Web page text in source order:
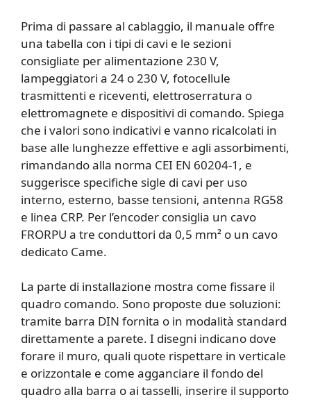
Prima di passare al cablaggio, il manuale offre
una tabella con i tipi di cavi e le sezioni
consigliate per alimentazione 230 V,
lampeggiatori a 24 o 230 V, fotocellule
trasmittenti e riceventi, elettroserratura o
elettromagnete e dispositivi di comando. Spiega
che i valori sono indicativi e vanno ricalcolati in
base alle lunghezze effettive e agli assorbimenti,
rimandando alla norma CEI EN 60204-1, e
suggerisce specifiche sigle di cavi per uso
interno, esterno, basse tensioni, antenna RG58
e linea CRP. Per l’encoder consiglia un cavo
FRORPU a tre conduttori da 0,5 mm² o un cavo
dedicato Came.
La parte di installazione mostra come fissare il
quadro comando. Sono proposte due soluzioni:
tramite barra DIN fornita o in modalità standard
direttamente a parete. I disegni indicano dove
forare il muro, quali quote rispettare in verticale
e orizzontale e come agganciare il fondo del
quadro alla barra o ai tasselli, inserire il supporto